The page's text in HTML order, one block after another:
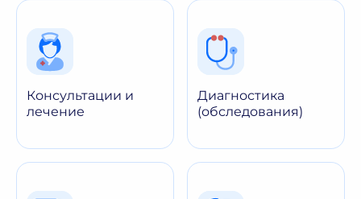
Консультации и
лечение
Диагностика
(обследования)